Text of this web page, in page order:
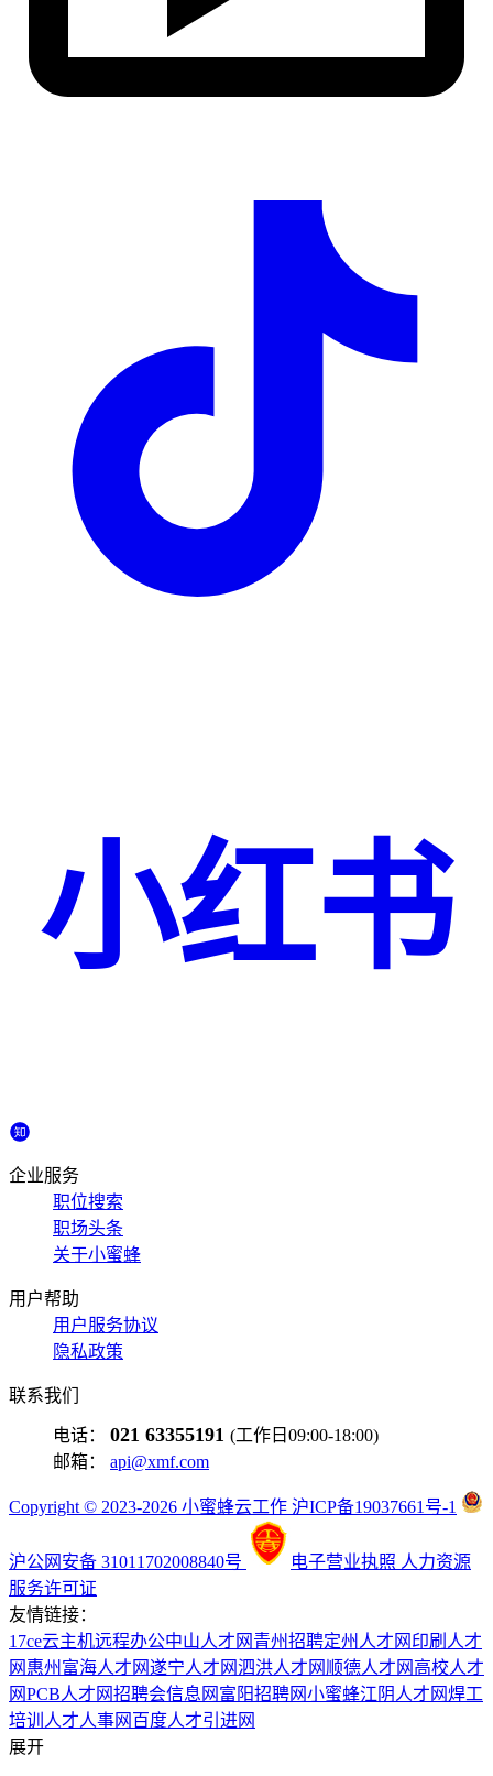
小红书
企业服务
职位搜索
职场头条
关于小蜜蜂
用户帮助
用户服务协议
隐私政策
联系我们
电话： 021 63355191 (工作日09:00-18:00)
邮箱： api@xmf.com
Copyright © 2023-2026 小蜜蜂云工作 沪ICP备19037661号-1
沪公网安备 31011702008840号 电子营业执照 人力资源
服务许可证
友情链接：
17ce云主机远程办公中山人才网 青州招聘定州人才网 印刷人才
网 惠州富海人才网遂宁人才网泗洪人才网 顺德人才网 高校人才
网PCB人才网招聘会信息网 富阳招聘网小蜜蜂江阴人才网焊工
培训 人才人事网 百度人才引进网
展开